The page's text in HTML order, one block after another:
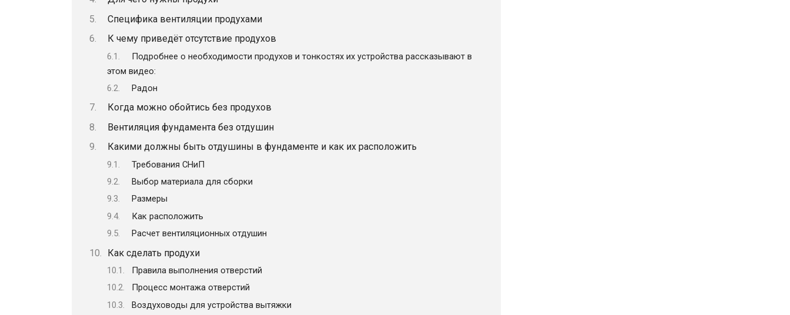
Специфика вентиляции продухами
К чему приведёт отсутствие продухов
Подробнее о необходимости продухов и тонкостях их устройства рассказывают в
этом видео:
Радон
Когда можно обойтись без продухов
Вентиляция фундамента без отдушин
Какими должны быть отдушины в фундаменте и как их расположить
Требования СНиП
Выбор материала для сборки
Размеры
Как расположить
Расчет вентиляционных отдушин
Как сделать продухи
Правила выполнения отверстий
Процесс монтажа отверстий
Воздуховоды для устройства вытяжки